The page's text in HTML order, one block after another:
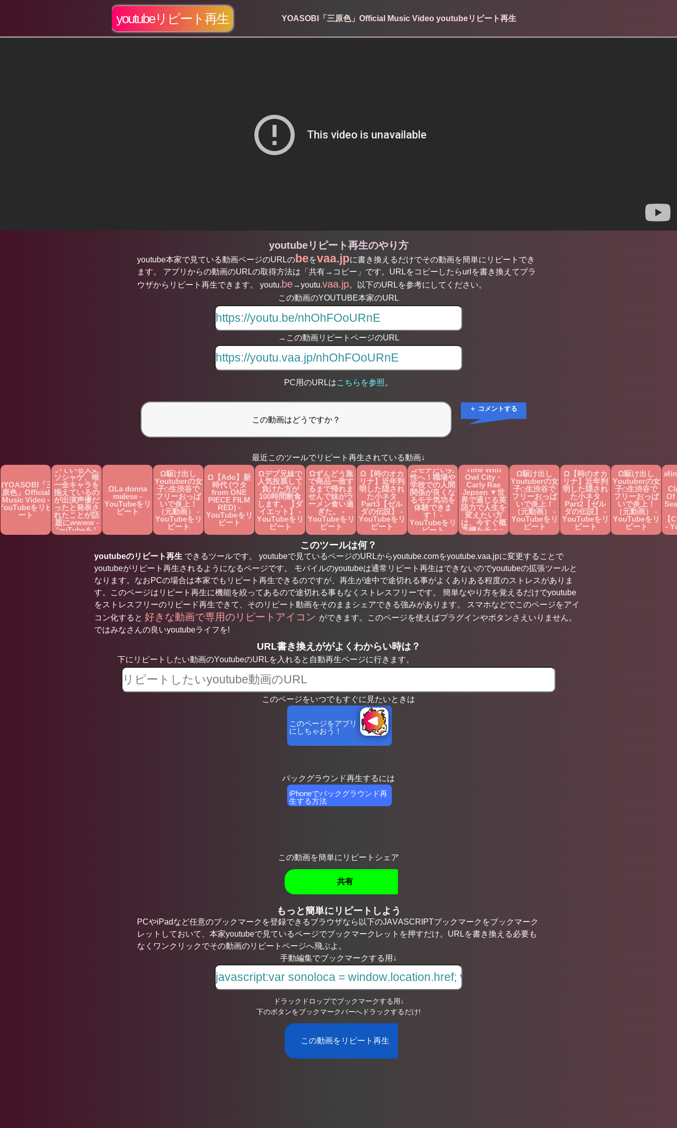
youtubeリピート再生 YOASOBI「三原色」Official Music Video youtubeリピート再生
youtubeリピート再生のやり方
youtube本家で見ている動画ページのURLのbeをvaa.jpに書き換えるだけでその動画を簡単にリピートでき
ます。 アプリからの動画のURLの取得方法は「共有→コピー」です。URLをコピーしたらurlを書き換えてブラ
ウザからリピート再生できます。 youtu. be→youtu.vaa.jp。以下のURLを参考にしてください。
この動画のYOUTUBE本家のURL
→この動画リピートページのURL
PC用のURLはこちらを参照 。
＋ コメントする
最近このツールでリピート再生されている動画↓
「三
原色」Official
Music Video -
をリピ
ート
いている人気
ソシャゲ、唯
一全キャラを
揃えているの
が出演声優だ
ったと発表さ
れたことが話
題にwwww -
YouTubeをリ
ピート
ΩLa donna
malese -
YouTubeをリ
ピート
Ω駆け出し
Youtuberの女
子◯生渋谷で
フリーおっぱ
いで炎上！
（元動画） -
YouTubeをリ
ピート
Ω【Ado】新
時代 (ウタ
from ONE
PIECE FILM
RED) -
YouTubeをリ
ピート
Ωデブ兄妹で
人気投票して
負けた方が
100時間断食
します。【ダ
イエット】 -
YouTubeをリ
ピート
Ωずんどう屋
で商品一致す
るまで帰れま
せんで妹がラ
ーメン食い過
ぎた。 -
YouTubeをリ
ピート
Ω【時のオカ
リナ】近年判
明した隠され
た小ネタ
Part3【ゼル
ダの伝説】 -
YouTubeをリ
ピート
Ωモテたい男
性へ！職場や
学校での人間
関係が良くな
るモテ気功を
体験できま
す！ -
YouTubeをリ
ピート
Time With
Owl City・
Carly Rae
Jepsen ▼世
界で通じる英
語力で人生を
変えたい方
は、今すぐ概
要欄をチェッ
ク！ -
ピート
Ω駆け出し
Youtuberの女
子◯生渋谷で
フリーおっぱ
いで炎上！
（元動画） -
YouTubeをリ
ピート
Ω【時のオカ
リナ】近年判
明した隠され
た小ネタ
Part2【ゼル
ダの伝説】 -
YouTubeをリ
ピート
Ω駆け出し
Youtuberの女
子◯生渋谷で
フリーおっぱ
いで炎上！
（元動画） -
YouTubeをリ
ピート
Ω
Of
【
-
このツールは何？
youtubeのリピート再生 できるツールです。 youtubeで見ているページのURLからyoutube.comをyoutube.vaa.jpに変更することで
youtubeがリピート再生されるようになるページです。 モバイルのyoutubeは通常リピート再生はできないのでyoutubeの拡張ツールと
なります。なおPCの場合は本家でもリピート再生できるのですが、再生が途中で途切れる事がよくありある程度のストレスがありま
す。このページはリピート再生に機能を絞ってあるので途切れる事もなくストレスフリーです。 簡単なやり方を覚えるだけでyoutube
をストレスフリーのリピード再生できて、そのリピート動画をそのままシェアできる強みがあります。 スマホなどでこのページをアイ
コン化すると 好きな動画で専用のリピートアイコン ができます。このページを使えばプラグインやボタンさえいりません。
ではみなさんの良いyoutubeライフを!
URL書き換えががよくわからい時は？
下にリピートしたい動画のYoutubeのURLを入れると自動再生ページに行きます。
このページをいつでもすぐに見たいときは
このページをアプリ
にしちゃおう！
バックグラウンド再生するには
iPhoneでバックグラウンド再
生する方法
この動画を簡単にリピートシェア
共有
もっと簡単にリピートしよう
PCやiPadなど任意のブックマークを登録できるブラウザなら以下のJAVASCRIPTブックマークをブックマーク
レットしておいて、本家youtubeで見ているページでブックマークレットを押すだけ。URLを書き換える必要も
なくワンクリックでその動画のリピートページへ飛ぶよ。
手動編集でブックマークする用↓
ドラックドロップでブックマークする用↓
下のボタンをブックマークバーへドラックするだけ!
この動画をリピート再生